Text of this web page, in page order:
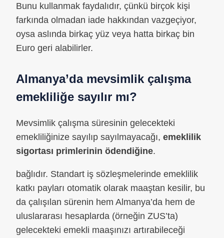
Bunu kullanmak faydalıdır, çünkü birçok kişi
farkında olmadan iade hakkından vazgeçiyor,
oysa aslında birkaç yüz veya hatta birkaç bin
Euro geri alabilirler.
Almanya’da mevsimlik çalışma
emekliliğe sayılır mı?
Mevsimlik çalışma süresinin gelecekteki
emekliliğinize sayılıp sayılmayacağı, emeklilik
sigortası primlerinin ödendiğine.
bağlıdır. Standart iş sözleşmelerinde emeklilik
katkı payları otomatik olarak maaştan kesilir, bu
da çalışılan sürenin hem Almanya’da hem de
uluslararası hesaplarda (örneğin ZUS’ta)
gelecekteki emekli maaşınızı artırabileceği